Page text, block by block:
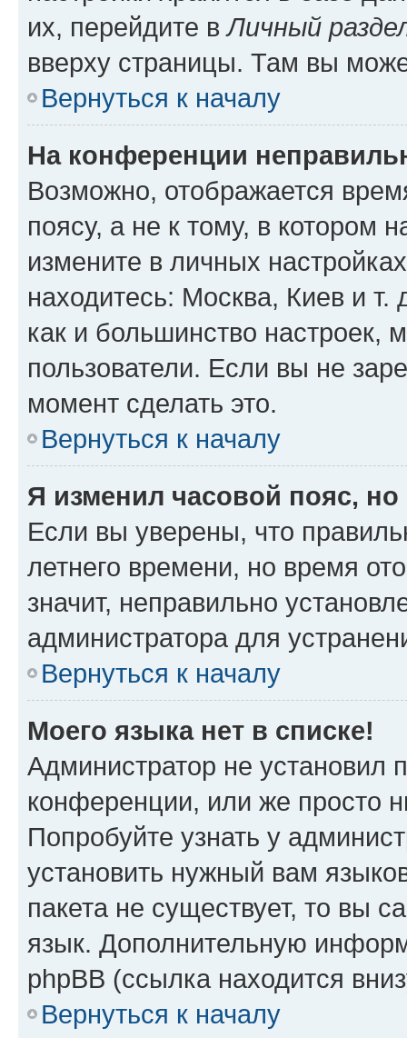
их, перейдите вЛичный
вверху страницы. Там вы
Вернуться к началу
На конференции
Возможно, отображается
поясу, а не к тому, в котором
измените в личных
находитесь: Москва, Киев и т.
как и большинство настроек,
пользователи. Если вы не
момент сделать это.
Вернуться к началу
Я изменил часовой пояс,
Если вы уверены, что
летнего времени, но время
значит, неправильно
администратора для
Вернуться к началу
Моего языка нет в списке!
Администратор не установил
конференции, или же просто
Попробуйте узнать у
установить нужный вам
пакета не существует, то вы
язык. Дополнительную
phpBB (ссылка находится
Вернуться к началу